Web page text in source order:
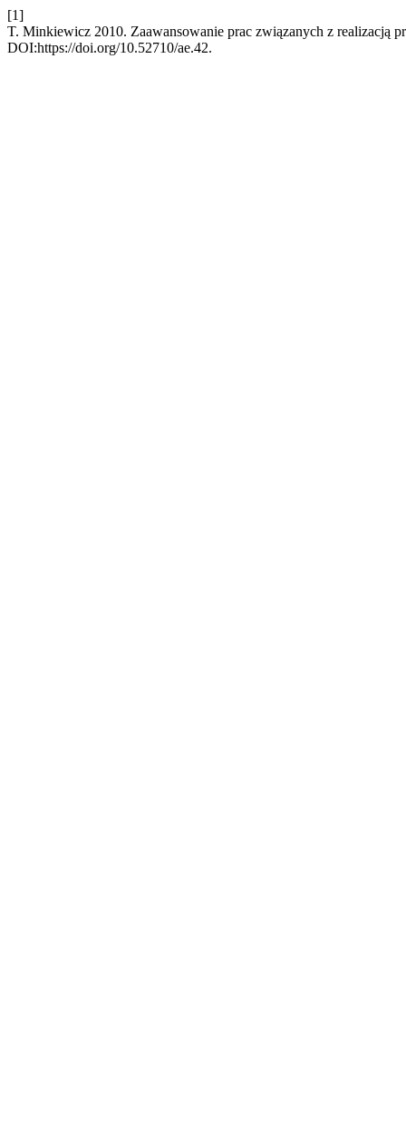
[1]
T. Minkiewicz 2010. Zaawansowanie prac związanych z realizacją
DOI:https://doi.org/10.52710/ae.42.